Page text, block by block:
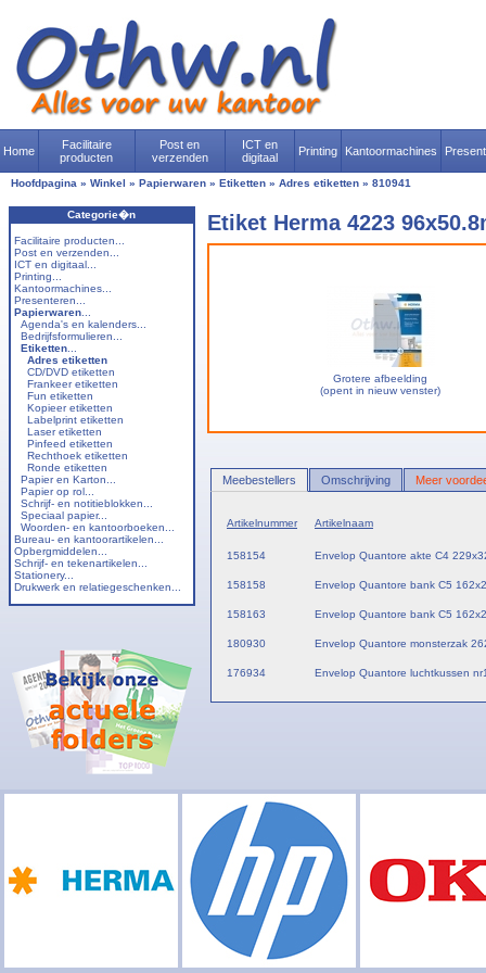
Home
Facilitaire
producten
Post en
verzenden
ICT en
digitaal
Printing Kantoormachines
Hoofdpagina » Winkel » Papierwaren » Etiketten » Adres etiketten » 810941
Categorie�n
Facilitaire producten...
Post en verzenden...
ICT en digitaal...
Printing...
Kantoormachines...
Presenteren...
Papierwaren
Agenda's en kalenders...
Bedrijfsformulieren...
Etiketten
Adres etiketten
CD/DVD etiketten
Frankeer etiketten
Fun etiketten
Kopieer etiketten
Labelprint etiketten
Laser etiketten
Pinfeed etiketten
Rechthoek etiketten
Ronde etiketten
Papier en Karton...
Papier op rol...
Schrijf- en notitieblokken...
Speciaal papier...
Woorden- en kantoorboeken...
Bureau- en kantoorartikelen...
Opbergmiddelen...
Schrijf- en tekenartikelen...
Stationery...
Drukwerk en relatiegeschenken...
Etiket Herma 4223
Grotere afbeelding
(opent in nieuw venster)
Meebestellers Omschrijving Meer
Artikelnummer Artikelnaam
158154 Envelop Quantore akte C4
158158 Envelop Quantore bank C5
158163 Envelop Quantore bank C5
180930 Envelop Quantore monsterzak
176934 Envelop Quantore luchtkussen